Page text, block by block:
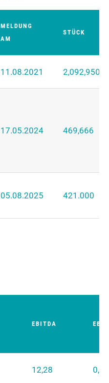
MELDUNG
AM
STÜCK
11.08.2021 2,092,950
17.05.2024 469,666
05.08.2025 421.000
EBITDA EBIT
12,28 0,31